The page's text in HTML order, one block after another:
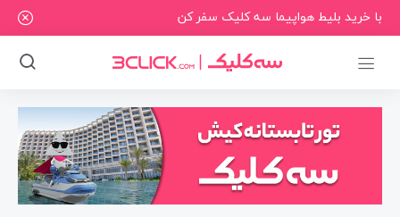
با خرید بلیط هواپیما سه کلیک سفر کن